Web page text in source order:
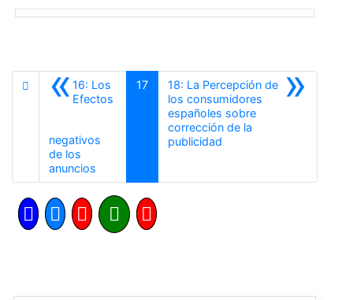
«16: Los
Efectos
negativos
de los
anuncios
17 »
18: La Percepción de
los consumidores
españoles sobre
corrección de la
publicidadSiguiente